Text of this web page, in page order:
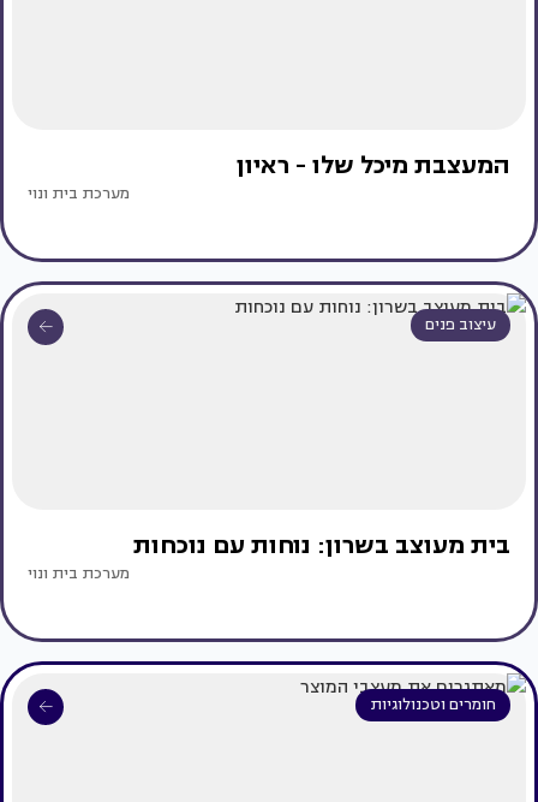
המעצבת מיכל שלו - ראיון
מערכת בית ונוי
עיצוב פנים
בית מעוצב בשרון: נוחות עם נוכחות
מערכת בית ונוי
חומרים וטכנולוגיות